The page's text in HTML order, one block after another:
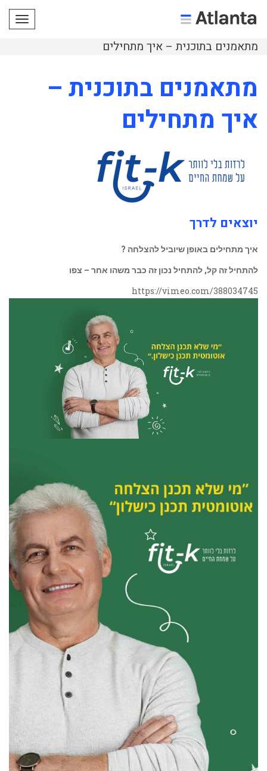
מתאמנים בתוכנית – איך מתחילים
מתאמנים בתוכנית –
איך מתחילים
יוצאים לדרך
איך מתחילים באופן שיוביל להצלחה ?
להתחיל זה קל, להתחיל נכון זה כבר משהו אחר – צפו
https://vimeo.com/388034745